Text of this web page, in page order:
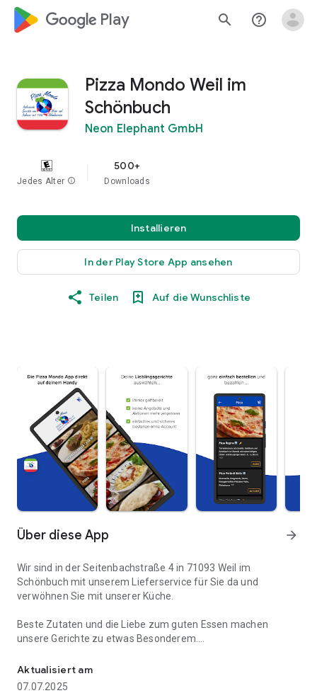
google_logo Play search help_outline
Pizza Mondo Weil im
Schönbuch
Neon Elephant GmbH
Jedes Alter info
500+
Downloads
Installieren
In der Play Store App ansehen
Teilen Auf die Wunschliste
Über diese App arrow_forward
Wir sind in der Seitenbachstraße 4 in 71093 Weil im
Schönbuch mit unserem Lieferservice für Sie da und
verwöhnen Sie mit unserer Küche.
Beste Zutaten und die Liebe zum guten Essen machen
unsere Gerichte zu etwas Besonderem.
Mit unserer App können Sie Ihr Essen jeder Zeit bequem
bestellen. Laden Sie jetzt unsere App runter und bestellen Sie
Aktualisiert am
07.07.2025